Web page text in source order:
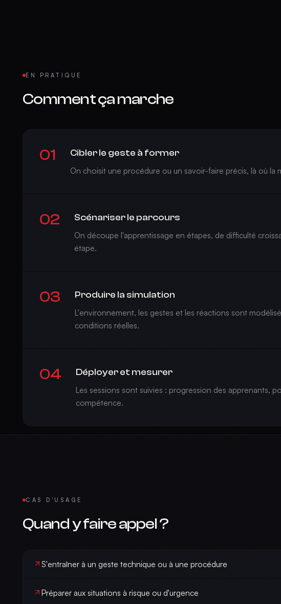
EN PRATIQUE
Comment ça marche
01 Cibler le geste à former
On choisit une procédure ou un savoir-faire précis, là où la
02 Scénariser le parcours
On découpe l'apprentissage en étapes, de difficulté
étape.
03 Produire la simulation
L'environnement, les gestes et les réactions sont
conditions réelles.
04 Déployer et mesurer
Les sessions sont suivies : progression des apprenants,
compétence.
CAS D'USAGE
Quand y faire appel ?
S'entraîner à un geste technique ou à une procédure
Préparer aux situations à risque ou d'urgence